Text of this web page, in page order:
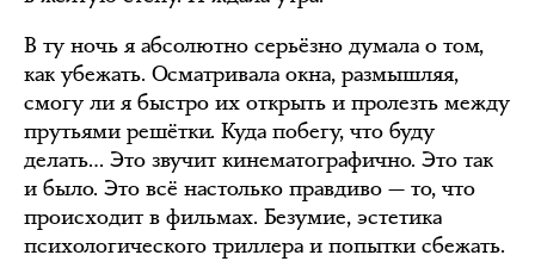
В ту ночь я абсолютно серьёзно думала о том,
как убежать. Осматривала окна, размышляя,
смогу ли я быстро их открыть и пролезть между
прутьями решётки. Куда побегу, что буду
делать… Это звучит кинематографично. Это так
и было. Это всё настолько правдиво — то, что
происходит в фильмах. Безумие, эстетика
психологического триллера и попытки сбежать.